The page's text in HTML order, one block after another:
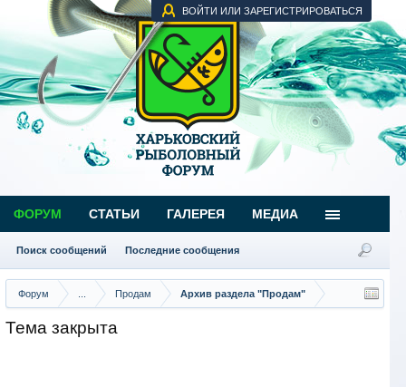
ВОЙТИ ИЛИ ЗАРЕГИСТРИРОВАТЬСЯ
Форум Продам Архив раздела "Продам"
Тема закрыта
ФОРУМ
Поиск сообщений Последние сообщения
СТАТЬИ ГАЛЕРЕЯ МЕДИА